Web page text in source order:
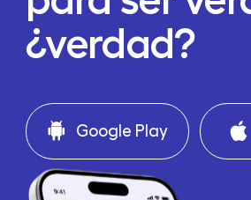
¿verdad?
Google Play